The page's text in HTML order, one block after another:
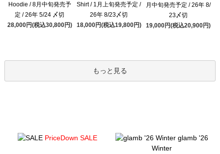
Hoodie / 8月中旬発売予
定 / 26年 5/24 〆切
28,000円(税込30,800円)
Shirt / 1月上旬発売予定 /
26年 8/23〆切
18,000円(税込19,800円)
月中旬発売予定 / 26年 8/
23〆切
19,000円(税込20,900円)
もっと見る
PriceDown SALE
glamb '26
Winter